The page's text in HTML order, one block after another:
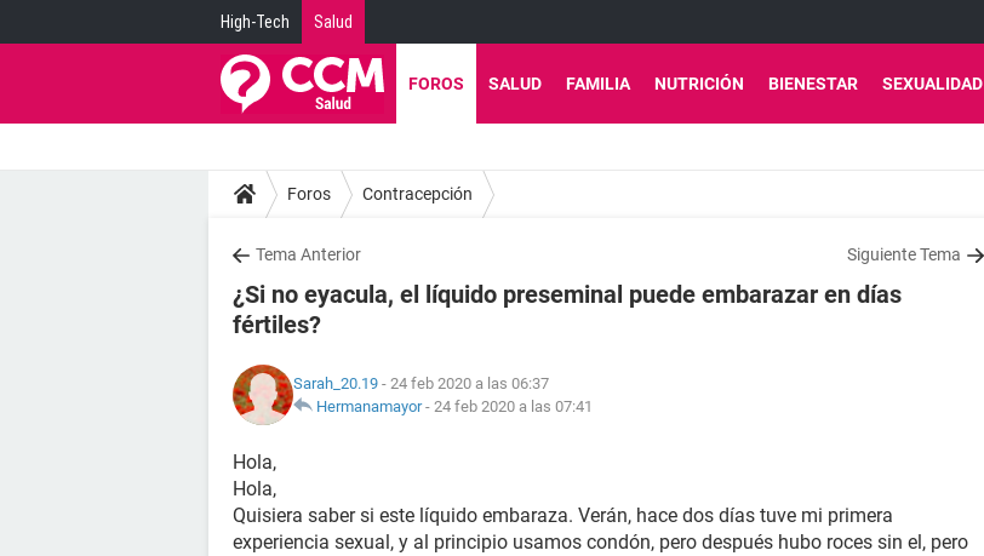
High-Tech Salud
FOROS SALUD FAMILIA NUTRICIÓN BIENESTAR SEXUALIDAD
Foros Contracepción
Tema Anterior Siguiente Tema
¿Si no eyacula, el líquido preseminal puede embarazar en días
fértiles?
Sarah_20.19 - 24 feb 2020 a las 06:37
Hermanamayor- 24 feb 2020 a las 07:41
Hola,
Hola,
Quisiera saber si este líquido embaraza. Verán, hace dos días tuve mi primera
experiencia sexual, y al principio usamos condón, pero después hubo roces sin el, pero